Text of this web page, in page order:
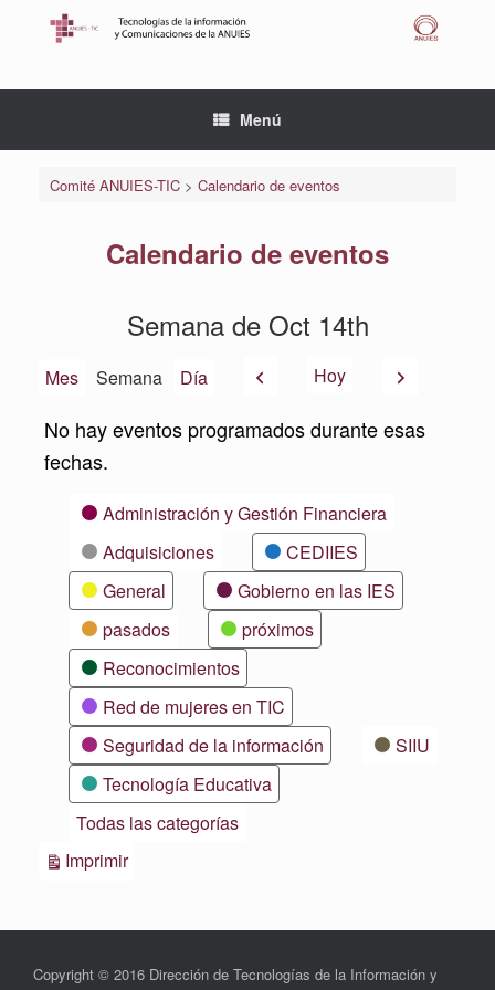
Menú
Comité ANUIES-TIC> Calendario de eventos
Calendario de eventos
Semana de Oct 14th
Mes Semana Día AnteriorHoy Siguiente
No hay eventos programados durante esas
fechas.
CategoríasAdministración y Gestión Financiera
Adquisiciones
CEDIIES
General
Gobierno en las IES
pasados
próximos
Reconocimientos
Red de mujeres en TIC
Seguridad de la información
SIIU
Tecnología Educativa
Todas las categorías
ImprimirVistas
Copyright © 2016 Dirección de Tecnologías de la Información y